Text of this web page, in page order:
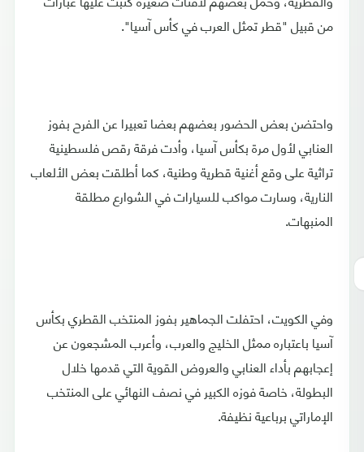
من قبيل "قطر تمثل العرب في كأس آسيا".
واحتضن بعض الحضور بعضهم بعضا تعبيرا عن الفرح بفوز
العنابي لأول مرة بكأس آسيا، وأدت فرقة رقص فلسطينية
تراثية على وقع أغنية قطرية وطنية، كما أطلقت بعض الألعاب
النارية، وسارت مواكب للسيارات في الشوارع مطلقة
المنبهات.
وفي الكويت، احتفلت الجماهير بفوز المنتخب القطري بكأس
آسيا باعتباره ممثل الخليج والعرب، وأعرب المشجعون عن
إعجابهم بأداء العنابي والعروض القوية التي قدمها خلال
البطولة، خاصة فوزه الكبير في نصف النهائي على المنتخب
الإماراتي برباعية نظيفة.